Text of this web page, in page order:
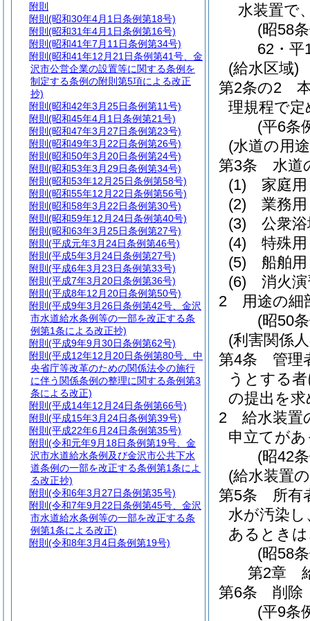
水装置で
(昭58
62・平
(給水区域)
第2条の2
理規程で
(平6条
(水道の用
第3条
水道
(1)
家庭用
(2)
業務用
(3)
公衆
(4)
特殊用
(5)
船舶用
(6)
消火
2
用途の
(昭50
(利害関係
第4条
管理
うとする
の提出を
2
給水装置
申立てが
(昭42
(給水装置
第5条
所有
水が汚染
あるとき
(昭58
第2章
第6条
削除
(平9条
附則
附則 (昭和30年4月1日条例第18号)
附則 (昭和31年4月1日条例第16号)
附則 (昭和41年7月11日条例第34号)
附則 (昭和41年12月21日条例第41号、金
沢市公営企業の設置等に関する条例を
制定する条例の附則第5項による改正
抄)
附則 (昭和42年3月25日条例第11号)
附則 (昭和45年4月1日条例第21号)
附則 (昭和47年3月27日条例第23号)
附則 (昭和49年3月22日条例第26号)
附則 (昭和50年3月20日条例第24号)
附則 (昭和53年3月29日条例第34号)
附則 (昭和53年12月25日条例第58号)
附則 (昭和55年12月22日条例第56号)
附則 (昭和58年3月22日条例第30号)
附則 (昭和59年12月24日条例第40号)
附則 (昭和63年3月25日条例第27号)
附則 (平成元年3月24日条例第46号)
附則 (平成5年3月24日条例第27号)
附則 (平成6年3月23日条例第33号)
附則 (平成7年3月20日条例第36号)
附則 (平成8年12月20日条例第50号)
附則 (平成9年3月26日条例第42号、金沢
市水道給水条例等の一部を改正する条
例第1条による改正抄)
附則 (平成9年9月30日条例第62号)
附則 (平成12年12月20日条例第80号、中
央省庁等改革のための関係法令の施行
に伴う関係条例の整理に関する条例第3
条による改正)
附則 (平成14年12月24日条例第66号)
附則 (平成15年3月24日条例第39号)
附則 (平成22年6月24日条例第35号)
附則 (令和元年9月18日条例第19号、金
沢市水道給水条例及び金沢市公共下水
道条例の一部を改正する条例第1条によ
る改正抄)
附則 (令和6年3月27日条例第35号)
附則 (令和7年9月22日条例第45号、金沢
市水道給水条例等の一部を改正する条
例第1条による改正)
附則 (令和8年3月4日条例第19号)